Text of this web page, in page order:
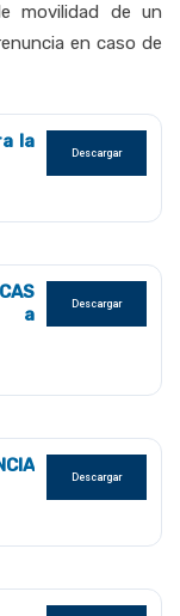
movilidad de un
en caso de
la
Descargar
a
Descargar
Descargar